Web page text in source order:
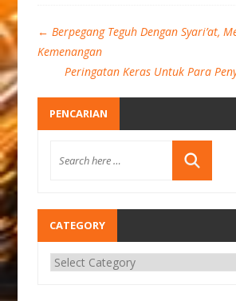
← Berpegang Teguh Dengan Syari’at,
Kemenangan
Peringatan Keras Untuk Para
PENCARIAN
CATEGORY